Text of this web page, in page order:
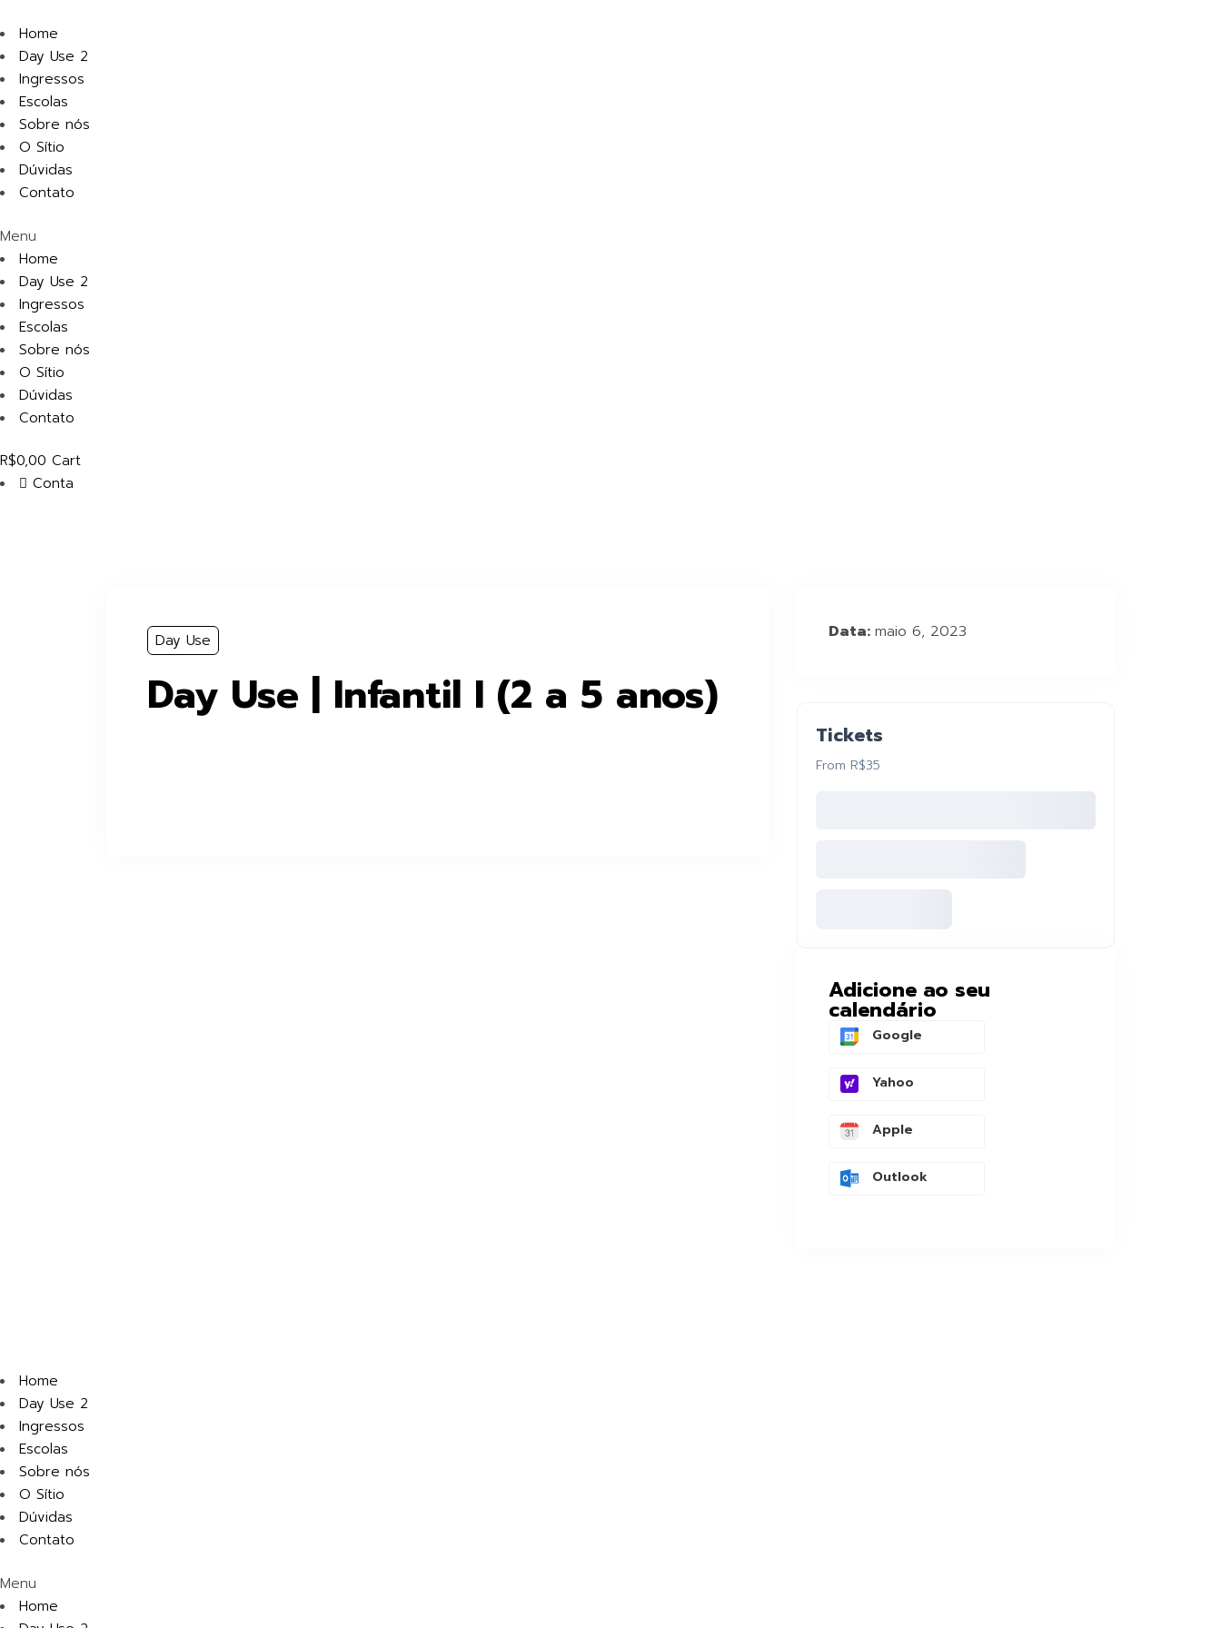
Home
Day Use 2
Ingressos
Escolas
Sobre nós
O Sítio
Dúvidas
Contato
Menu
Home
Day Use 2
Ingressos
Escolas
Sobre nós
O Sítio
Dúvidas
Contato
R$0,00 Cart
Conta
Day Use
Day Use | Infantil I (2 a 5 anos)
Data: maio 6, 2023
Tickets
From R$35
Adicione ao seu
calendário
Google
Yahoo
Apple
Outlook
Home
Day Use 2
Ingressos
Escolas
Sobre nós
O Sítio
Dúvidas
Contato
Menu
Home